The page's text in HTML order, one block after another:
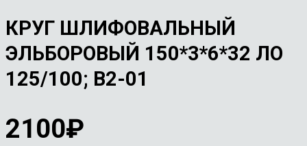
КРУГ ШЛИФОВАЛЬНЫЙ
ЭЛЬБОРОВЫЙ 150*3*6*32 ЛО
125/100; В2-01
2100₽